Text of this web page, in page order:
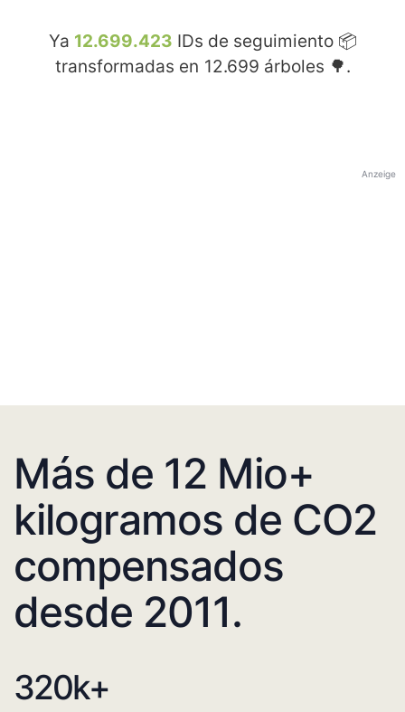
Ya 12.699.423 IDs de seguimiento 📦
transformadas en 12.699 árboles 🌳.
Anzeige
Más de 12 Mio+
kilogramos de CO2
compensados
desde 2011.
320k+